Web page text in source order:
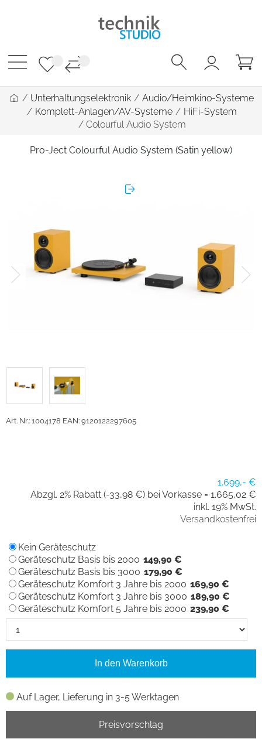
/ Unterhaltungselektronik / Audio/Heimkino-Systeme
/ Komplett-Anlagen/AV-Systeme / HiFi-System
/ Colourful Audio System
Pro-Ject Colourful Audio System (Satin yellow)
Art. Nr.: 1004178 EAN: 9120122297605
1.699,- €
Abzgl. 2% Rabatt (-33,98 €) bei Vorkasse = 1.665,02 €
inkl. 19% MwSt.
Versandkostenfrei
Auf Lager, Lieferung in 3-5 Werktagen
Kein Geräteschutz
Geräteschutz Basis bis 2000 149,90 €
Geräteschutz Basis bis 3000 179,90 €
Geräteschutz Komfort 3 Jahre bis 2000 169,90 €
Geräteschutz Komfort 3 Jahre bis 3000 189,90 €
Geräteschutz Komfort 5 Jahre bis 2000 239,90 €
In den Warenkorb
Preisvorschlag